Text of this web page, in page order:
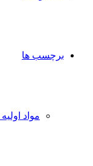
برچسب ها
مواد